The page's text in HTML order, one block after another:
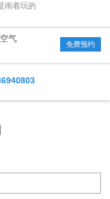
闹着玩的
气
免费预约